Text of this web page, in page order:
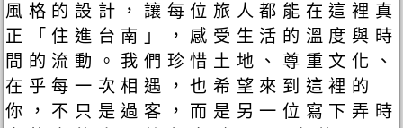
風格的設計，讓每位旅人都能在這裡真
正「住進台南」，感受生活的溫度與時
間的流動。我們珍惜土地、尊重文化、
在乎每一次相遇，也希望來到這裡的
你，不只是過客，而是另一位寫下弄時